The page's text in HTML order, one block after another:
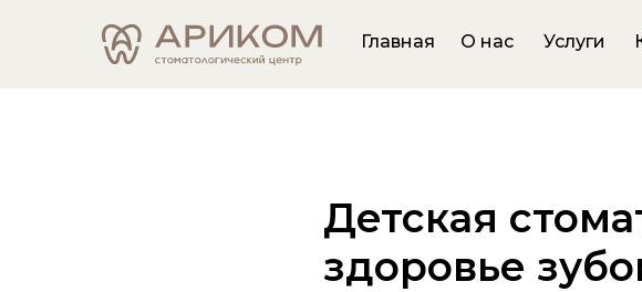
Главная О нас Услуги
Детская
здоровье